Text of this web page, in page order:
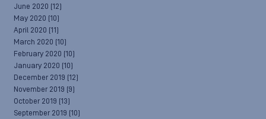
June 2020 (12)
May 2020 (10)
April 2020 (11)
March 2020 (10)
February 2020 (10)
January 2020 (10)
December 2019 (12)
November 2019 (9)
October 2019 (13)
September 2019 (10)